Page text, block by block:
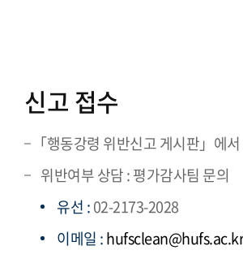
신고 접수
「행동강령 위반신고 게시판」에
위반여부 상담 : 평가감사팀 문의
유선 :02-2173-2028
이메일 :hufsclean@hufs.ac.kr